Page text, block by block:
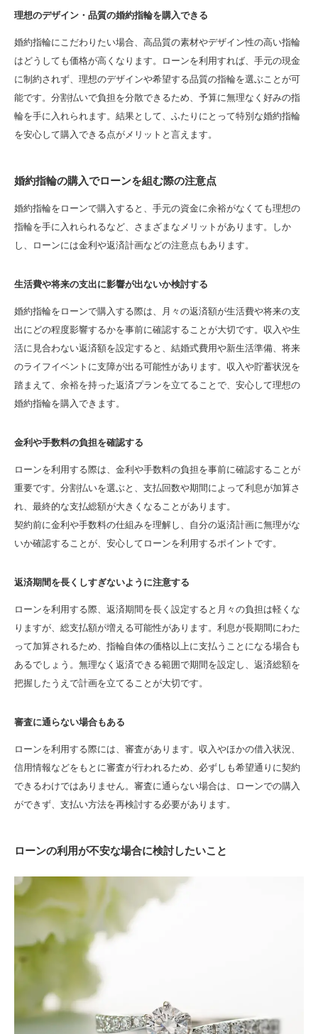
理想のデザイン・品質の婚約指輪を購入できる
婚約指輪にこだわりたい場合、高品質の素材やデザイン性の高い指輪
はどうしても価格が高くなります。ローンを利用すれば、手元の現金
に制約されず、理想のデザインや希望する品質の指輪を選ぶことが可
能です。分割払いで負担を分散できるため、予算に無理なく好みの指
輪を手に入れられます。結果として、ふたりにとって特別な婚約指輪
を安心して購入できる点がメリットと言えます。
婚約指輪の購入でローンを組む際の注意点
婚約指輪をローンで購入すると、手元の資金に余裕がなくても理想の
指輪を手に入れられるなど、さまざまなメリットがあります。しか
し、ローンには金利や返済計画などの注意点もあります。
生活費や将来の支出に影響が出ないか検討する
婚約指輪をローンで購入する際は、月々の返済額が生活費や将来の支
出にどの程度影響するかを事前に確認することが大切です。収入や生
活に見合わない返済額を設定すると、結婚式費用や新生活準備、将来
のライフイベントに支障が出る可能性があります。収入や貯蓄状況を
踏まえて、余裕を持った返済プランを立てることで、安心して理想の
婚約指輪を購入できます。
金利や手数料の負担を確認する
ローンを利用する際は、金利や手数料の負担を事前に確認することが
重要です。分割払いを選ぶと、支払回数や期間によって利息が加算さ
れ、最終的な支払総額が大きくなることがあります。
契約前に金利や手数料の仕組みを理解し、自分の返済計画に無理がな
いか確認することが、安心してローンを利用するポイントです。
返済期間を長くしすぎないように注意する
ローンを利用する際、返済期間を長く設定すると月々の負担は軽くな
りますが、総支払額が増える可能性があります。利息が長期間にわた
って加算されるため、指輪自体の価格以上に支払うことになる場合も
あるでしょう。無理なく返済できる範囲で期間を設定し、返済総額を
把握したうえで計画を立てることが大切です。
審査に通らない場合もある
ローンを利用する際には、審査があります。収入やほかの借入状況、
信用情報などをもとに審査が行われるため、必ずしも希望通りに契約
できるわけではありません。審査に通らない場合は、ローンでの購入
ができず、支払い方法を再検討する必要があります。
ローンの利用が不安な場合に検討したいこと